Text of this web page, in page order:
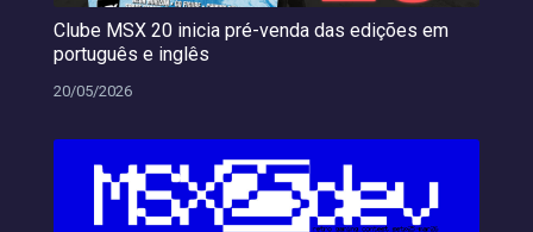
Clube MSX 20 inicia pré-venda das edições em
português e inglês
20/05/2026